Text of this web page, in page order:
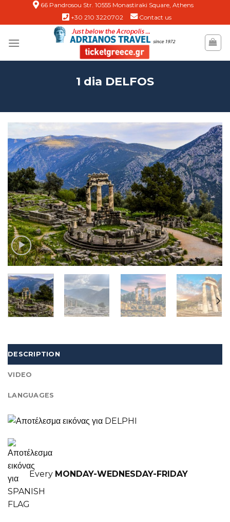
66 Pandrosou Str. 10555 Monastiraki Square, Athens
+30 210 3220702
Contact us
1 dia DELFOS
DESCRIPTION
VIDEO
LANGUAGES
Every MONDAY-WEDNESDAY-FRIDAY